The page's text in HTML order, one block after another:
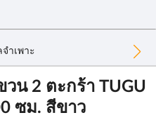
ำเพาะ
น 2 ตะกร้า TUGU
ซม. สีขาว